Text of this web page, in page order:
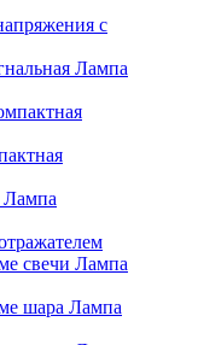
с
Лампа
Лампа
Лампа
Лампа